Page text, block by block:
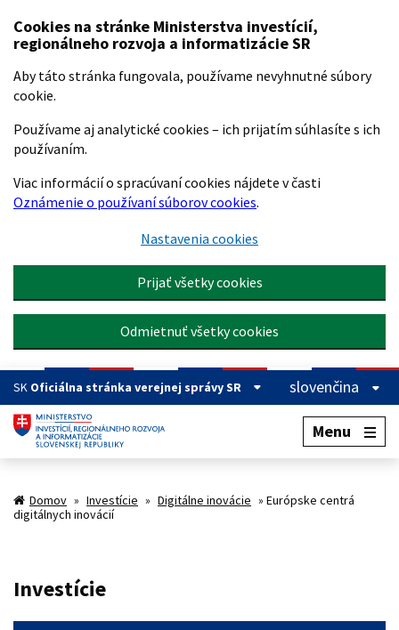
Preskočiť na hlavný obsah
Cookies na stránke Ministerstva investícií,
regionálneho rozvoja a informatizácie SR
Aby táto stránka fungovala, používame nevyhnutné súbory
cookie.
Používame aj analytické cookies – ich prijatím súhlasíte s ich
používaním.
Viac informácií o spracúvaní cookies nájdete v časti
Oznámenie o používaní súborov cookies.
Nastavenia cookies
Prijať všetky cookies
Odmietnuť všetky cookies
SK Oficiálna stránka verejnej správy SR slovenčina
Menu
Domov » Investície » Digitálne inovácie » Európske centrá
digitálnych inovácií
Investície